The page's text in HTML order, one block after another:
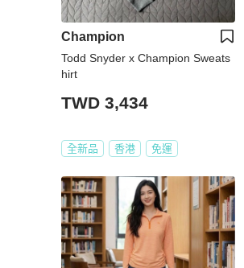
Champion
Todd Snyder x Champion Sweats
hirt
TWD 3,434
全新品 香港 免運